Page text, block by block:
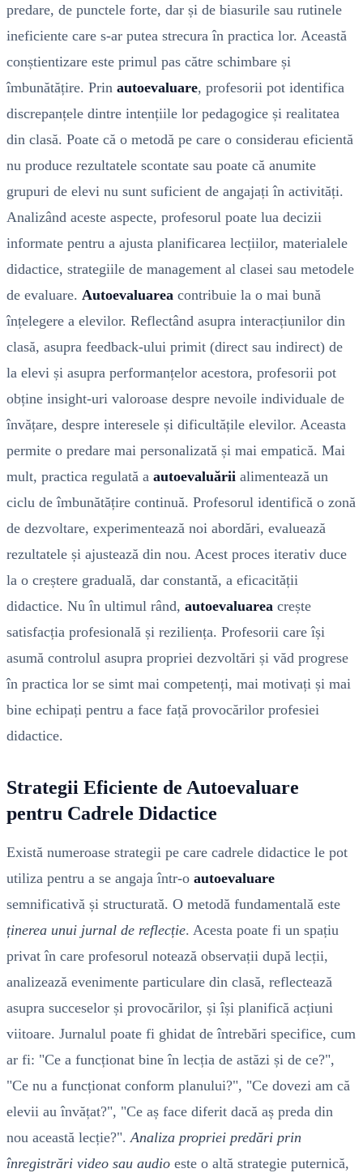
predare, de punctele forte, dar și de biasurile sau rutinele
ineficiente care s-ar putea strecura în practica lor. Această
conștientizare este primul pas către schimbare și
îmbunătățire. Prin autoevaluare, profesorii pot identifica
discrepanțele dintre intențiile lor pedagogice și realitatea
din clasă. Poate că o metodă pe care o considerau eficientă
nu produce rezultatele scontate sau poate că anumite
grupuri de elevi nu sunt suficient de angajați în activități.
Analizând aceste aspecte, profesorul poate lua decizii
informate pentru a ajusta planificarea lecțiilor, materialele
didactice, strategiile de management al clasei sau metodele
de evaluare. Autoevaluarea contribuie la o mai bună
înțelegere a elevilor. Reflectând asupra interacțiunilor din
clasă, asupra feedback-ului primit (direct sau indirect) de
la elevi și asupra performanțelor acestora, profesorii pot
obține insight-uri valoroase despre nevoile individuale de
învățare, despre interesele și dificultățile elevilor. Aceasta
permite o predare mai personalizată și mai empatică. Mai
mult, practica regulată a autoevaluării alimentează un
ciclu de îmbunătățire continuă. Profesorul identifică o zonă
de dezvoltare, experimentează noi abordări, evaluează
rezultatele și ajustează din nou. Acest proces iterativ duce
la o creștere graduală, dar constantă, a eficacității
didactice. Nu în ultimul rând, autoevaluarea crește
satisfacția profesională și reziliența. Profesorii care își
asumă controlul asupra propriei dezvoltări și văd progrese
în practica lor se simt mai competenți, mai motivați și mai
bine echipați pentru a face față provocărilor profesiei
didactice.
Strategii Eficiente de Autoevaluare
pentru Cadrele Didactice
Există numeroase strategii pe care cadrele didactice le pot
utiliza pentru a se angaja într-o autoevaluare
semnificativă și structurată. O metodă fundamentală este
ținerea unui jurnal de reflecție. Acesta poate fi un spațiu
privat în care profesorul notează observații după lecții,
analizează evenimente particulare din clasă, reflectează
asupra succeselor și provocărilor, și își planifică acțiuni
viitoare. Jurnalul poate fi ghidat de întrebări specifice, cum
ar fi: "Ce a funcționat bine în lecția de astăzi și de ce?",
"Ce nu a funcționat conform planului?", "Ce dovezi am că
elevii au învățat?", "Ce aș face diferit dacă aș preda din
nou această lecție?". Analiza propriei predări prin
înregistrări video sau audio este o altă strategie puternică,